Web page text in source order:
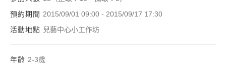
預約期間 2015/09/01 09:00 - 2015/09/17 17:30
活動地點 兒藝中心小工作坊
年齡 2-3歲